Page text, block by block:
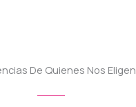
De Quienes Nos Eligen